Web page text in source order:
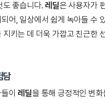
도 좋습니다. 레딜은 사용자가
어, 일상에서 쉽게 녹아들 수
지키는 데 더욱 가깝고 친근한
담
이 레딜을 통해 긍정적인 변